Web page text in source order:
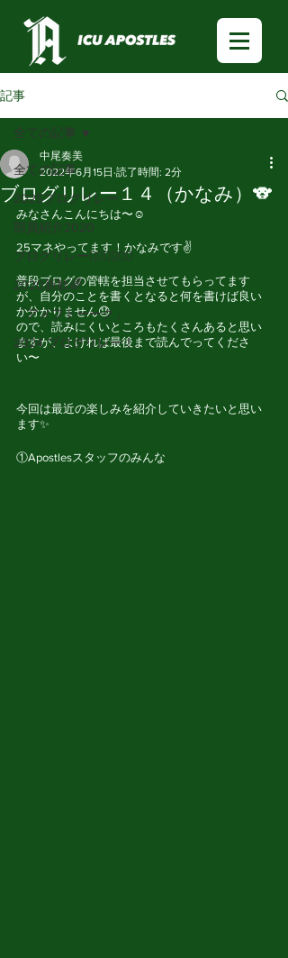
記事
全ての記事
2025ブログリレー
部員紹介2020
ブログリレー🏃🏻‍♂️🏃🏻‍♀️
2020新歓🌈
「アメフトーーク」
2024 ブログリレー！
全ての記事
ブログリレー１４（かなみ）🐨
中尾奏美
2022年6月15日 読了時間: 2分
みなさんこんにちは〜☺
25マネやってます！かなみです✌
普段ブログの管轄を担当させてもらってます
が、自分のことを書くとなると何を書けば良い
か分かりません😓
ので、読みにくいところもたくさんあると思い
ますが、よければ最後まで読んでってくださ
い〜
今回は最近の楽しみを紹介していきたいと思い
ます✨
①Apostlesスタッフのみんな